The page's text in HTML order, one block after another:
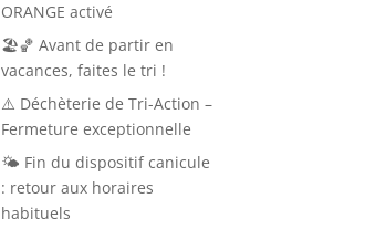
ORANGE activé
🏖️🏀 Avant de partir en
vacances, faites le tri !
⚠️ Déchèterie de Tri-Action –
Fermeture exceptionnelle
🌤️ Fin du dispositif canicule
: retour aux horaires
habituels